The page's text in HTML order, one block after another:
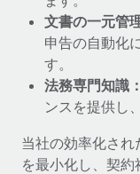
スしました。...
詳細を見る
給与詐欺：種類
給与, 賃金は詐欺の
ム間で頻繁に移動
文書の一元管
申告の自動化
す。
法務専門知識：
ンスを提供し
当社の効率化され
を最小化し、契約